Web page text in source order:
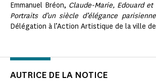
Emmanuel Bréon, Claude-Marie, Edouard
Portraits d’un siècle d’élégance parisienne
Délégation à l’Action Artistique de la ville
AUTRICE DE LA NOTICE